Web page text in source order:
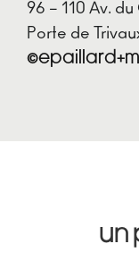
96 – 110 Av.
Porte de
UN